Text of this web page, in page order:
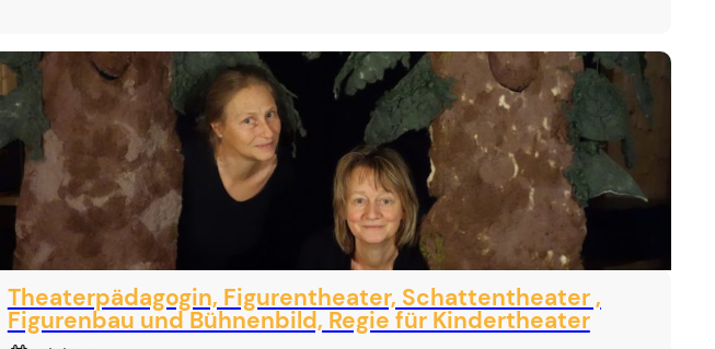
Theaterpädagogin, Figurentheater, Schattentheater ,
Figurenbau und Bühnenbild, Regie für Kindertheater